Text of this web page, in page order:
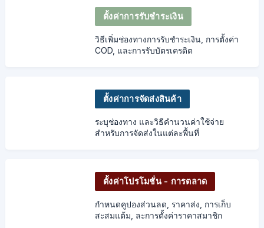
ตั้งค่าการรับชำระเงิน
วิธีเพิ่มช่องทางการรับชำระเงิน, การตั้งค่า
COD, และการรับบัตรเครดิต
ตั้งค่าการจัดส่งสินค้า
ระบุช่องทาง และวิธีคำนวนค่าใช้จ่าย
สำหรับการจัดส่งในแต่ละพื้นที่
ตั้งค่าโปรโมชั่น - การตลาด
กำหนดคูปองส่วนลด, ราคาส่ง, การเก็บ
สะสมแต้ม, ละการตั้งค่าราคาสมาชิก